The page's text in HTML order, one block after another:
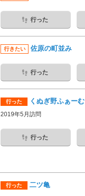
行った
行きたい 佐原の町並み
行った
行った くぬぎ野ふぁーむ
2019年5月訪問
行った
行った 二ツ亀